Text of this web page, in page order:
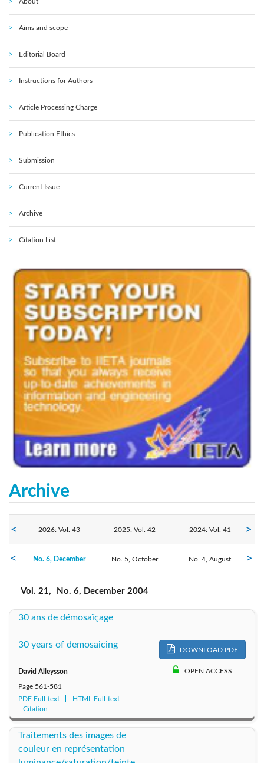
Aims and scope
Editorial Board
Instructions for Authors
Article Processing Charge
Publication Ethics
Submission
Current Issue
Archive
Citation List
Archive
2026: Vol. 43 2025: Vol. 42 2024: Vol. 41
2023: Vol. 40 2022: Vol. 39 2021: Vol. 38
2020: Vol. 37 2019: Vol. 36
2017: Vol. 34
2014: Vol. 31 2013: Vol. 30 2012: Vol. 29
2011: Vol. 28
2008: Vol. 25
2005: Vol. 22 2004: Vol. 21
No. 6, December No. 5, October No. 4, August
Vol. 21, No. 6, December 2004
30 ans de démosaïçage
30 years of demosaicing
David Alleysson
Page 561-581
PDF Full-text
HTML Full-text
Citation
DOWNLOAD PDF
OPEN ACCESS
Traitements des images de
couleur en représentation